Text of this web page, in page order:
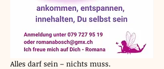
Alles darf sein – nichts muss.